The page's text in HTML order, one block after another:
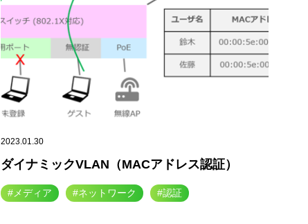
2023.01.30
ダイナミックVLAN（MACアドレス認証）
#メディア #ネットワーク #認証